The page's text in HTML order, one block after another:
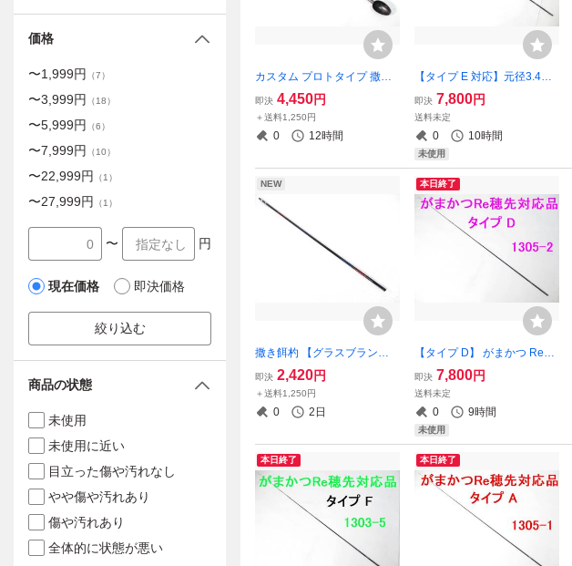
カスタム プロトタイプ 撒き
餌杓 79 ㎝ MLパワー Sカッ
プ レインボーカラー カラー
サンプル 実釣未使用 日本製
（シマノ ダイワ がまかつ
即決 4,450円
＋送料1,250円
0 12時間
【タイプ E 対応】元径3.4㎜
108㎝ がまかつ Re穂先 対応
0.8～1.25号 5.3m【ブラック
艶有無指定可】 フカセ釣り
専用 カーボン穂先 (2512-4
即決 7,800円
送料未定
0 10時間
未使用
NEW
撒き餌杓 【グラスブランク
シャフトのみ】 がまかつ カ
ラー 仕様 72 ㎝ 軽量グラスブ
ランクシャフト
即決 2,420円
＋送料1,250円
0 2日
本日終了
【タイプ D】 がまかつ Re穂
先 対応品 タイプD 0～1.25
号 5.3m用 【ブラック艶有無
指定可】フカセ釣り専用 カ
ーボン穂先 替え穂 (1503-2
即決 7,800円
送料未定
0 9時間
未使用
本日終了 本日終了
価格
〜1,999円 （7）
〜3,999円 （18）
〜5,999円 （6）
〜7,999円 （10）
〜22,999円 （1 ）
〜27,999円 （1 ）
〜 円
現在価格 即決価格
絞り込む
商品の状態
未使用
未使用に近い
目立った傷や汚れなし
やや傷や汚れあり
傷や汚れあり
全体的に状態が悪い